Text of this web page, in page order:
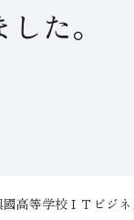
た。
高等学校ＩＴビジネ